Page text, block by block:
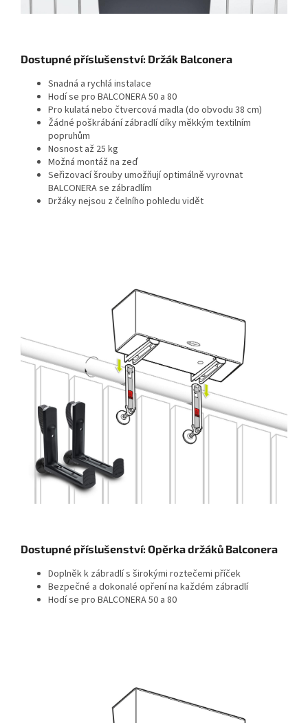
Dostupné příslušenství: Držák Balconera
Snadná a rychlá instalace
Hodí se pro BALCONERA 50 a 80
Pro kulatá nebo čtvercová madla (do obvodu 38 cm)
Žádné poškrábání zábradlí díky měkkým textilním
popruhům
Nosnost až 25 kg
Možná montáž na zeď
Seřizovací šrouby umožňují optimálně vyrovnat
BALCONERA se zábradlím
Držáky nejsou z čelního pohledu vidět
Dostupné příslušenství: Opěrka držáků Balconera
Doplněk k zábradlí s širokými roztečemi příček
Bezpečné a dokonalé opření na každém zábradlí
Hodí se pro BALCONERA 50 a 80